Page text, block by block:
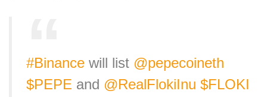
#Binance will list @pepecoineth
$PEPE and @RealFlokiInu $FLOKI